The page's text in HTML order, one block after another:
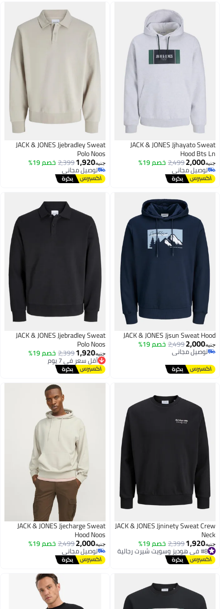
JACK & JONES Jjhayato
Hood Bts
2,000
2,499خصم 19%
توصيل مجاني
توصيل مجاني
JACK & JONES Jjebradley Sweat
Polo Noos
جنيه1,920
2,399خصم 19%
توصيل مجاني
توصيل مجاني
JACK & JONES Jjsun Sweat
2,000
2,499خصم 19%
توصيل مجاني
توصيل مجاني
JACK & JONES Jjebradley Sweat
Polo Noos
جنيه1,920
2,399خصم 19% أقل سعر في 7 يوم
توصيل مجاني
أقل سعر في 7 يوم
JACK & JONES Jjninety Sweat
1,920
2,399خصم 19% #8 في هوديز وسويت شيرت رجالية
توصيل مجاني
#8 في هوديز وسويت شيرت رجالية
JACK & JONES Jjecharge Sweat
Hood Noos
جنيه2,000
2,499خصم 19%
توصيل مجاني
توصيل مجاني